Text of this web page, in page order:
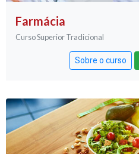
Farmácia
Curso Superior Tradicional
Sobre o curso